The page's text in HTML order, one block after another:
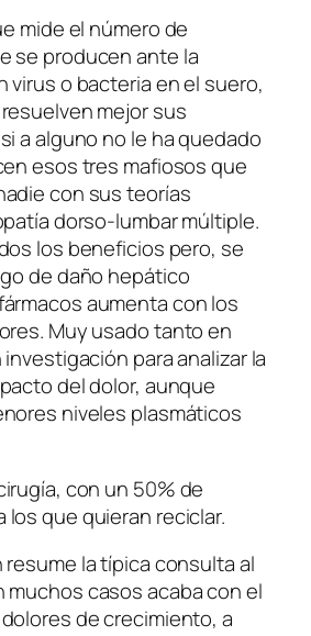
mide el número de
se producen ante la
virus o bacteria en el suero,
mejor sus
a alguno no le ha quedado
esos tres mafiosos que
con sus teorías
dorso-lumbar múltiple.
los beneficios pero, se
de daño hepático
aumenta con los
Muy usado tanto en
para analizar la
del dolor, aunque
niveles plasmáticos
con un 50% de
que quieran reciclar.
resume la típica consulta al
muchos casos acaba con el
de crecimiento, a